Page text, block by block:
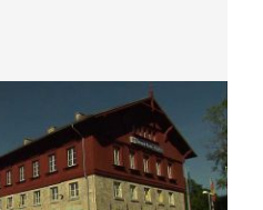
je považována za jednu
tratí na světě.